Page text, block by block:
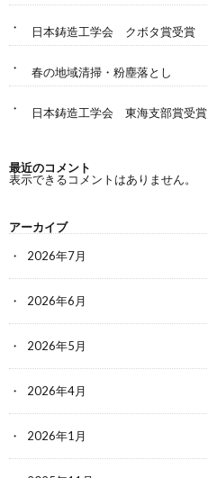
日本鋳造工学会 クボタ賞受賞
春の地域清掃・粉塵落とし
日本鋳造工学会 東海支部賞受賞
最近のコメント
表示できるコメントはありません。
アーカイブ
2026年7月
2026年6月
2026年5月
2026年4月
2026年1月